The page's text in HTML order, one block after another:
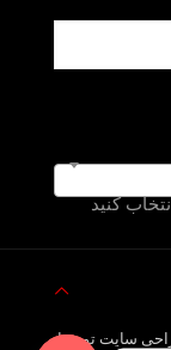
کنید
سایت توسط